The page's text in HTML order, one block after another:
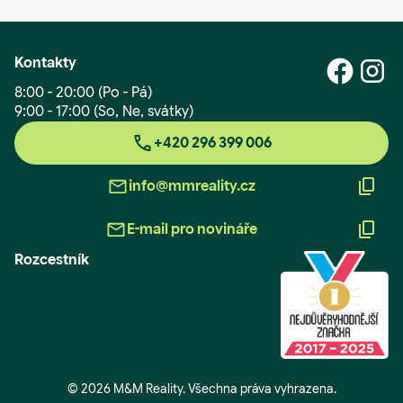
Kontakty
8:00 - 20:00 (Po - Pá)
9:00 - 17:00 (So, Ne, svátky)
+420 296 399 006
info@mmreality.cz
E-mail pro novináře
Rozcestník
© 2026 M&M Reality. Všechna práva vyhrazena.